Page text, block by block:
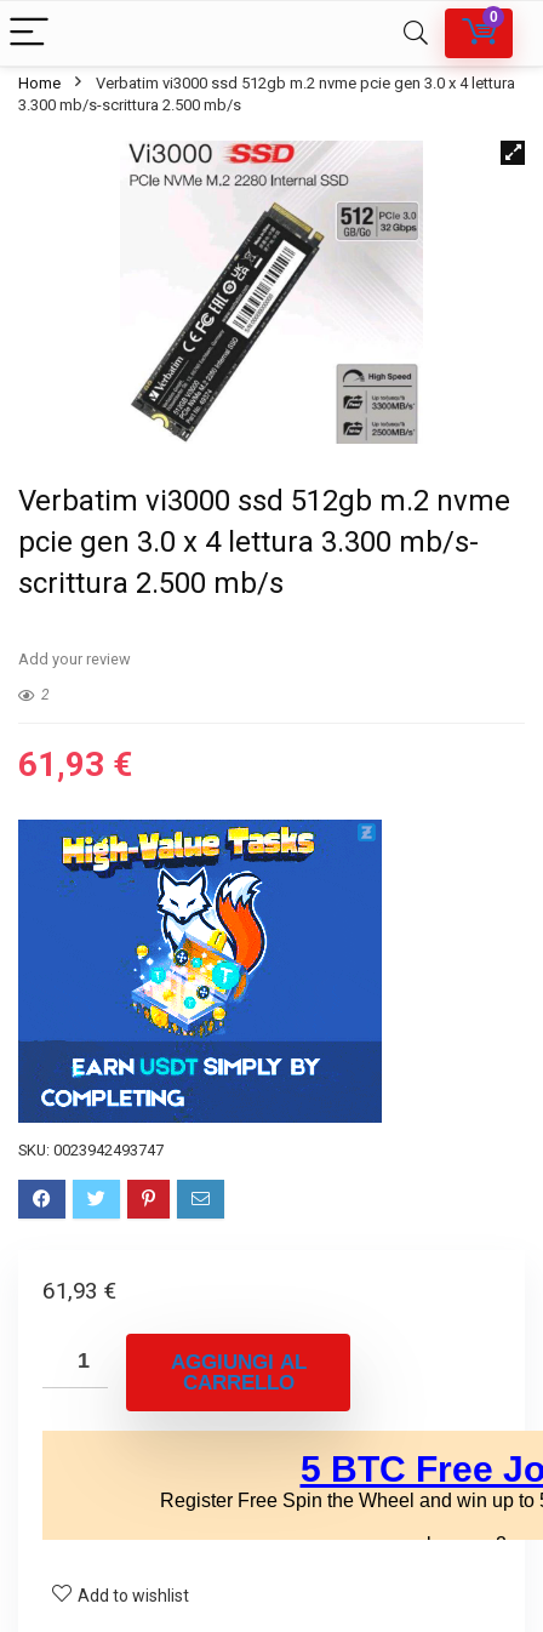
0
Home
Verbatim vi3000 ssd 512gb m.2 nvme pcie gen 3.0 x 4 lettura
3.300 mb/s-scrittura 2.500 mb/s
Verbatim vi3000 ssd 512gb m.2 nvme
pcie gen 3.0 x 4 lettura 3.300 mb/s-
scrittura 2.500 mb/s
Add your review
2
61,93 €
SKU: 0023942493747
61,93 €
AGGIUNGI AL
CARRELLO
Add to wishlist